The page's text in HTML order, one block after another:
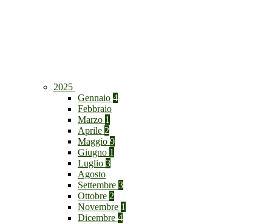
2025
Gennaio 4
Febbraio
Marzo 1
Aprile 2
Maggio 9
Giugno 1
Luglio 3
Agosto
Settembre 3
Ottobre 2
Novembre 1
Dicembre 4